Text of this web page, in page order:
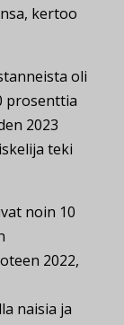
kertoo
oli
prosenttia
2023
teki
noin 10
2022,
naisia ja